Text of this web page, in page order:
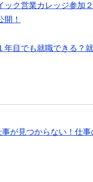
ック営業カレッジ参加
開！
年目でも就職できる？
が見つからない！仕事